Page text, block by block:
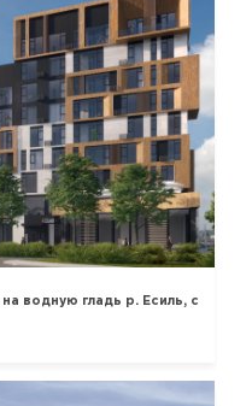
водную гладь р. Есиль, с